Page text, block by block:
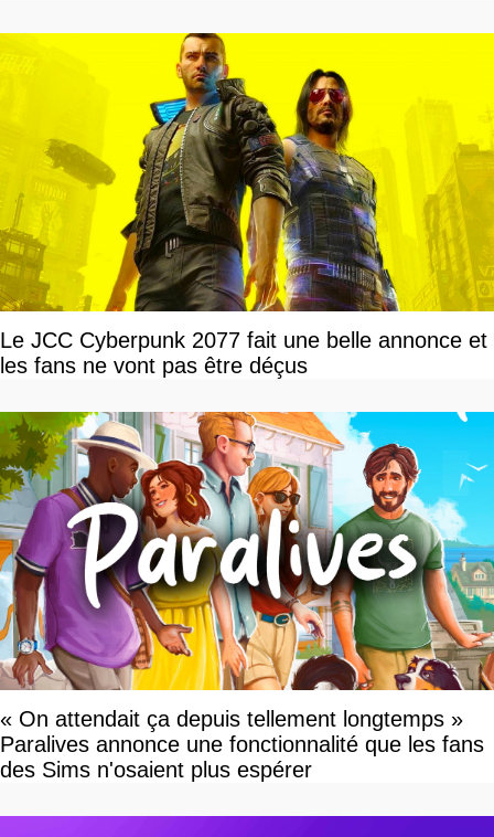
Le JCC Cyberpunk 2077 fait une belle annonce et
les fans ne vont pas être déçus
« On attendait ça depuis tellement longtemps »
Paralives annonce une fonctionnalité que les fans
des Sims n'osaient plus espérer